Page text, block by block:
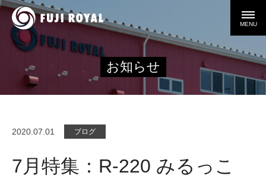
MENU
お知らせ
2020.07.01 ブログ
7月特集：R-220 みるっこ